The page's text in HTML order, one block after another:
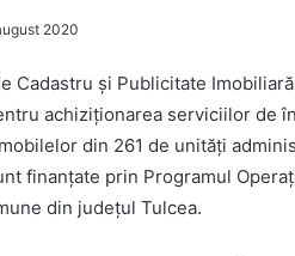
2020
Cadastru și Publicitate
achiziționarea serviciilor de
din 261 de unități
finanțate prin Programul
din județul Tulcea.